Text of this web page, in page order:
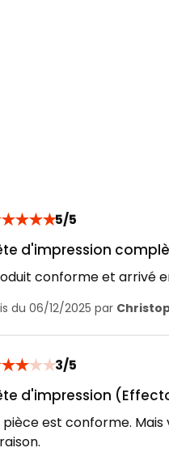
★★★★5/5
d'impression
conforme et arrivé
du 06/12/2025 par
★★★★3/5
d'impression
pièce est conforme. Mais